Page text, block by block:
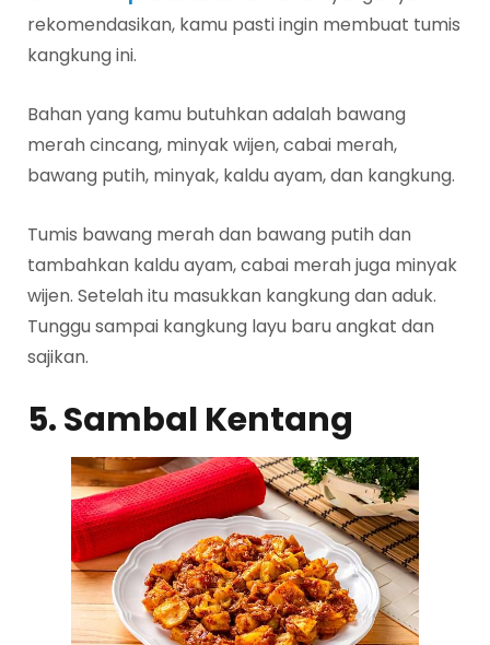
rekomendasikan, kamu pasti ingin membuat tumis
kangkung ini.
Bahan yang kamu butuhkan adalah bawang
merah cincang, minyak wijen, cabai merah,
bawang putih, minyak, kaldu ayam, dan kangkung.
Tumis bawang merah dan bawang putih dan
tambahkan kaldu ayam, cabai merah juga minyak
wijen. Setelah itu masukkan kangkung dan aduk.
Tunggu sampai kangkung layu baru angkat dan
sajikan.
5. Sambal Kentang